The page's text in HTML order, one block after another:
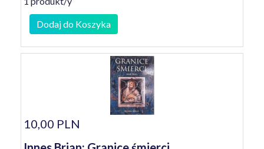
Dodaj do Koszyka
10,00 PLN